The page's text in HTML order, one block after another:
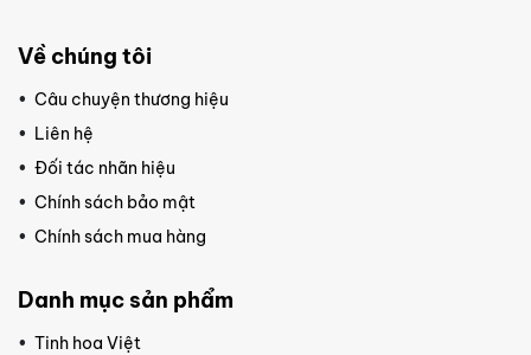
Về chúng tôi
Câu chuyện thương hiệu
Liên hệ
Đối tác nhãn hiệu
Chính sách bảo mật
Chính sách mua hàng
Danh mục sản phẩm
Tinh hoa Việt